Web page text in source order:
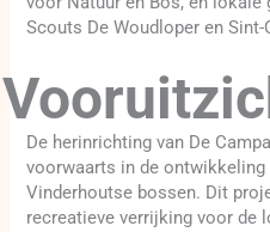
Scouts De Woudloper en Sint-
De herinrichting van De
voorwaarts in de ontwikkeling
Vinderhoutse bossen. Dit
recreatieve verrijking voor de